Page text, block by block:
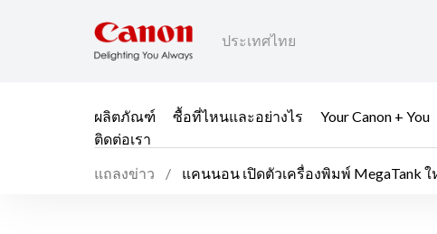
ประเทศไทย
ผลิตภัณฑ์ ซื้อที่ไหนและอย่างไร Your Canon + You
ติดต่อเรา
แถลงข่าว
แคนนอน เปิดตัวเครื่องพิมพ์ MegaTank ใหม่ 2 รุ่น ขยายไลน์อัป